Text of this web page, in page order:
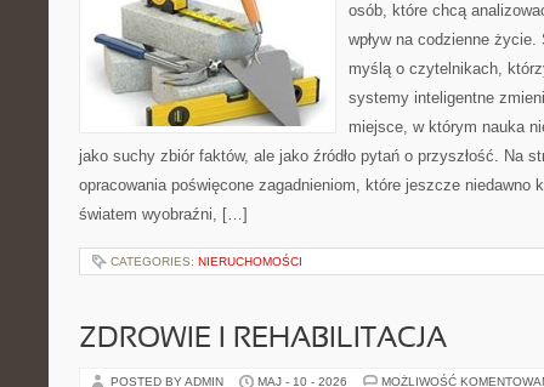
osób, które chcą
wpływ na codzienne
myślą o czytelnikach,
systemy inteligentne
miejsce, w którym nauka
jako suchy zbiór faktów, ale jako źródło pytań o przyszłość. Na
opracowania poświęcone zagadnieniom, które jeszcze niedawno
światem wyobraźni, […]
CATEGORIES: NIERUCHOMOŚCI
ZDROWIE I REHABILITACJA
POSTED BY ADMIN MAJ - 10 - 2026 MOŻLIWOŚĆ